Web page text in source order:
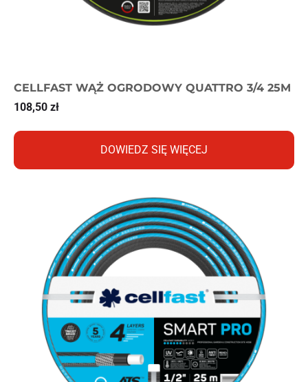
CELLFAST WĄŻ OGRODOWY QUATTRO 3/4 25M
108,50 zł
DOWIEDZ SIĘ WIĘCEJ